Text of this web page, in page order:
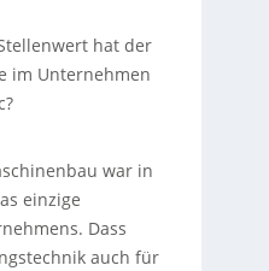
hat der
im Unternehmen
war in
einzige
Dass
auch für